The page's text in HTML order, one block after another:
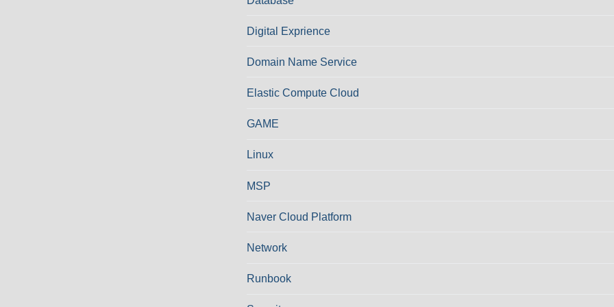
Digital Exprience
Domain Name Service
Elastic Compute Cloud
GAME
Linux
MSP
Naver Cloud Platform
Network
Runbook